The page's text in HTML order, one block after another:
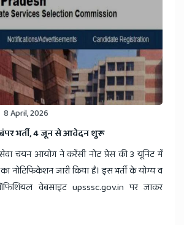
8 April, 2026
भर्ती, 4 जून से आवेदन शुरू
चयन आयोग ने करेंसी नोट प्रेस की 3 यूनिट में
नोटिफिकेशन जारी किया है। इस भर्ती के योग्य व
वेबसाइट upsssc.gov.in पर जाकर